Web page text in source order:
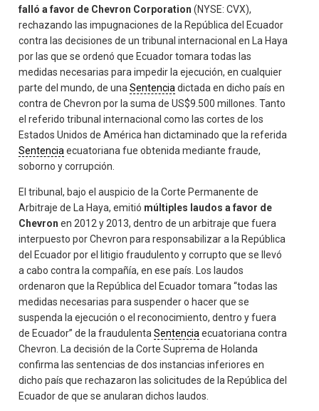
falló a favor de Chevron Corporation (NYSE: CVX),
rechazando las impugnaciones de la República del Ecuador
contra las decisiones de un tribunal internacional en La Haya
por las que se ordenó que Ecuador tomara todas las
medidas necesarias para impedir la ejecución, en cualquier
parte del mundo, de unaSentencia dictada en dicho país en
contra de Chevron por la suma de US$9.500 millones. Tanto
el referido tribunal internacional como las cortes de los
Estados Unidos de América han dictaminado que la referida
Sentencia ecuatoriana fue obtenida mediante fraude,
soborno y corrupción.
El tribunal, bajo el auspicio de la Corte Permanente de
Arbitraje de La Haya, emitió múltiples laudos a favor de
Chevron en 2012 y 2013, dentro de un arbitraje que fuera
interpuesto por Chevron para responsabilizar a la República
del Ecuador por el litigio fraudulento y corrupto que se llevó
a cabo contra la compañía, en ese país. Los laudos
ordenaron que la República del Ecuador tomara “todas las
medidas necesarias para suspender o hacer que se
suspenda la ejecución o el reconocimiento, dentro y fuera
de Ecuador” de la fraudulentaSentencia ecuatoriana contra
Chevron. La decisión de la Corte Suprema de Holanda
confirma las sentencias de dos instancias inferiores en
dicho país que rechazaron las solicitudes de la República del
Ecuador de que se anularan dichos laudos.